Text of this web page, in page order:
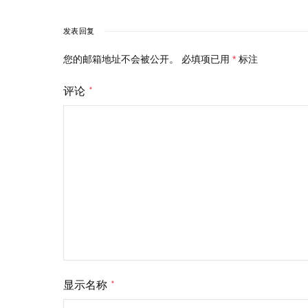
发表回复
您的邮箱地址不会被公开。 必填项已用 * 标注
评论 *
显示名称 *